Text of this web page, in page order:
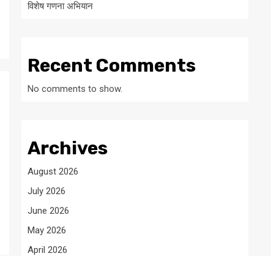
विशेष गणना अभियान
Recent Comments
No comments to show.
Archives
August 2026
July 2026
June 2026
May 2026
April 2026